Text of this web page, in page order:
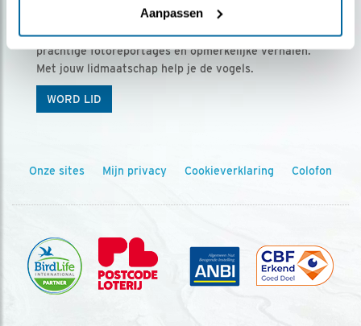
Aanpassen
Ontvang 5 x Vogels voor € 36,00 per jaar
Vogels is het tijdschrift voor onze leden, met
prachtige fotoreportages en opmerkelijke verhalen.
Met jouw lidmaatschap help je de vogels.
WORD LID
Onze sites Mijn privacy Cookieverklaring Colofon